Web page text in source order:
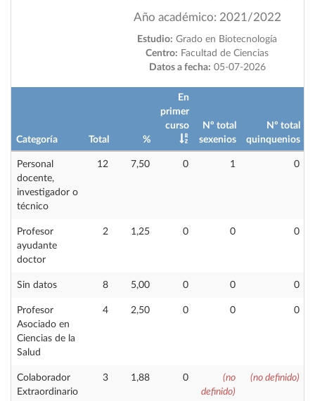
Año académico: 2021/2022
Estudio: Grado en Biotecnología
Centro: Facultad de Ciencias
Datos a fecha: 05-07-2026
Categoría Total %
En
primer
curso
Nº total
sexenios
Nº total
quinquenios
Personal
docente,
investigador o
técnico
12 7,50 0 1 0
Profesor
ayudante
doctor
2 1,25 0 0 0
Sin datos 8 5,00 0 0 0
Profesor
Asociado en
Ciencias de la
Salud
4 2,50 0 0 0
Colaborador
Extraordinario
3 1,88 0
(no
definido)
(no definido)